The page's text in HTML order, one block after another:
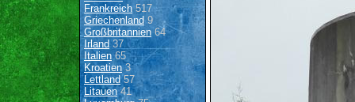
Frankreich517
Griechenland9
Großbritannien64
Irland 37
Italien65
Kroatien3
Lettland57
Litauen41